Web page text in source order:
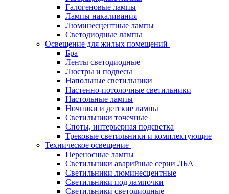
Галогеновые лампы
Лампы накаливания
Люминесцентные лампы
Светодиодные лампы
Освещение для жилых помещений
Бра
Ленты светодиодные
Люстры и подвесы
Напольные светильники
Настенно-потолочные светильники
Настольные лампы
Ночники и детские лампы
Светильники точечные
Споты, интерьерная подсветка
Трековые светильники и комплектующие
Техническое освещение
Переносные лампы
Светильники аварийные серии ЛБА
Светильники люминесцентные
Светильники под лампочки
Светильники светодиодные